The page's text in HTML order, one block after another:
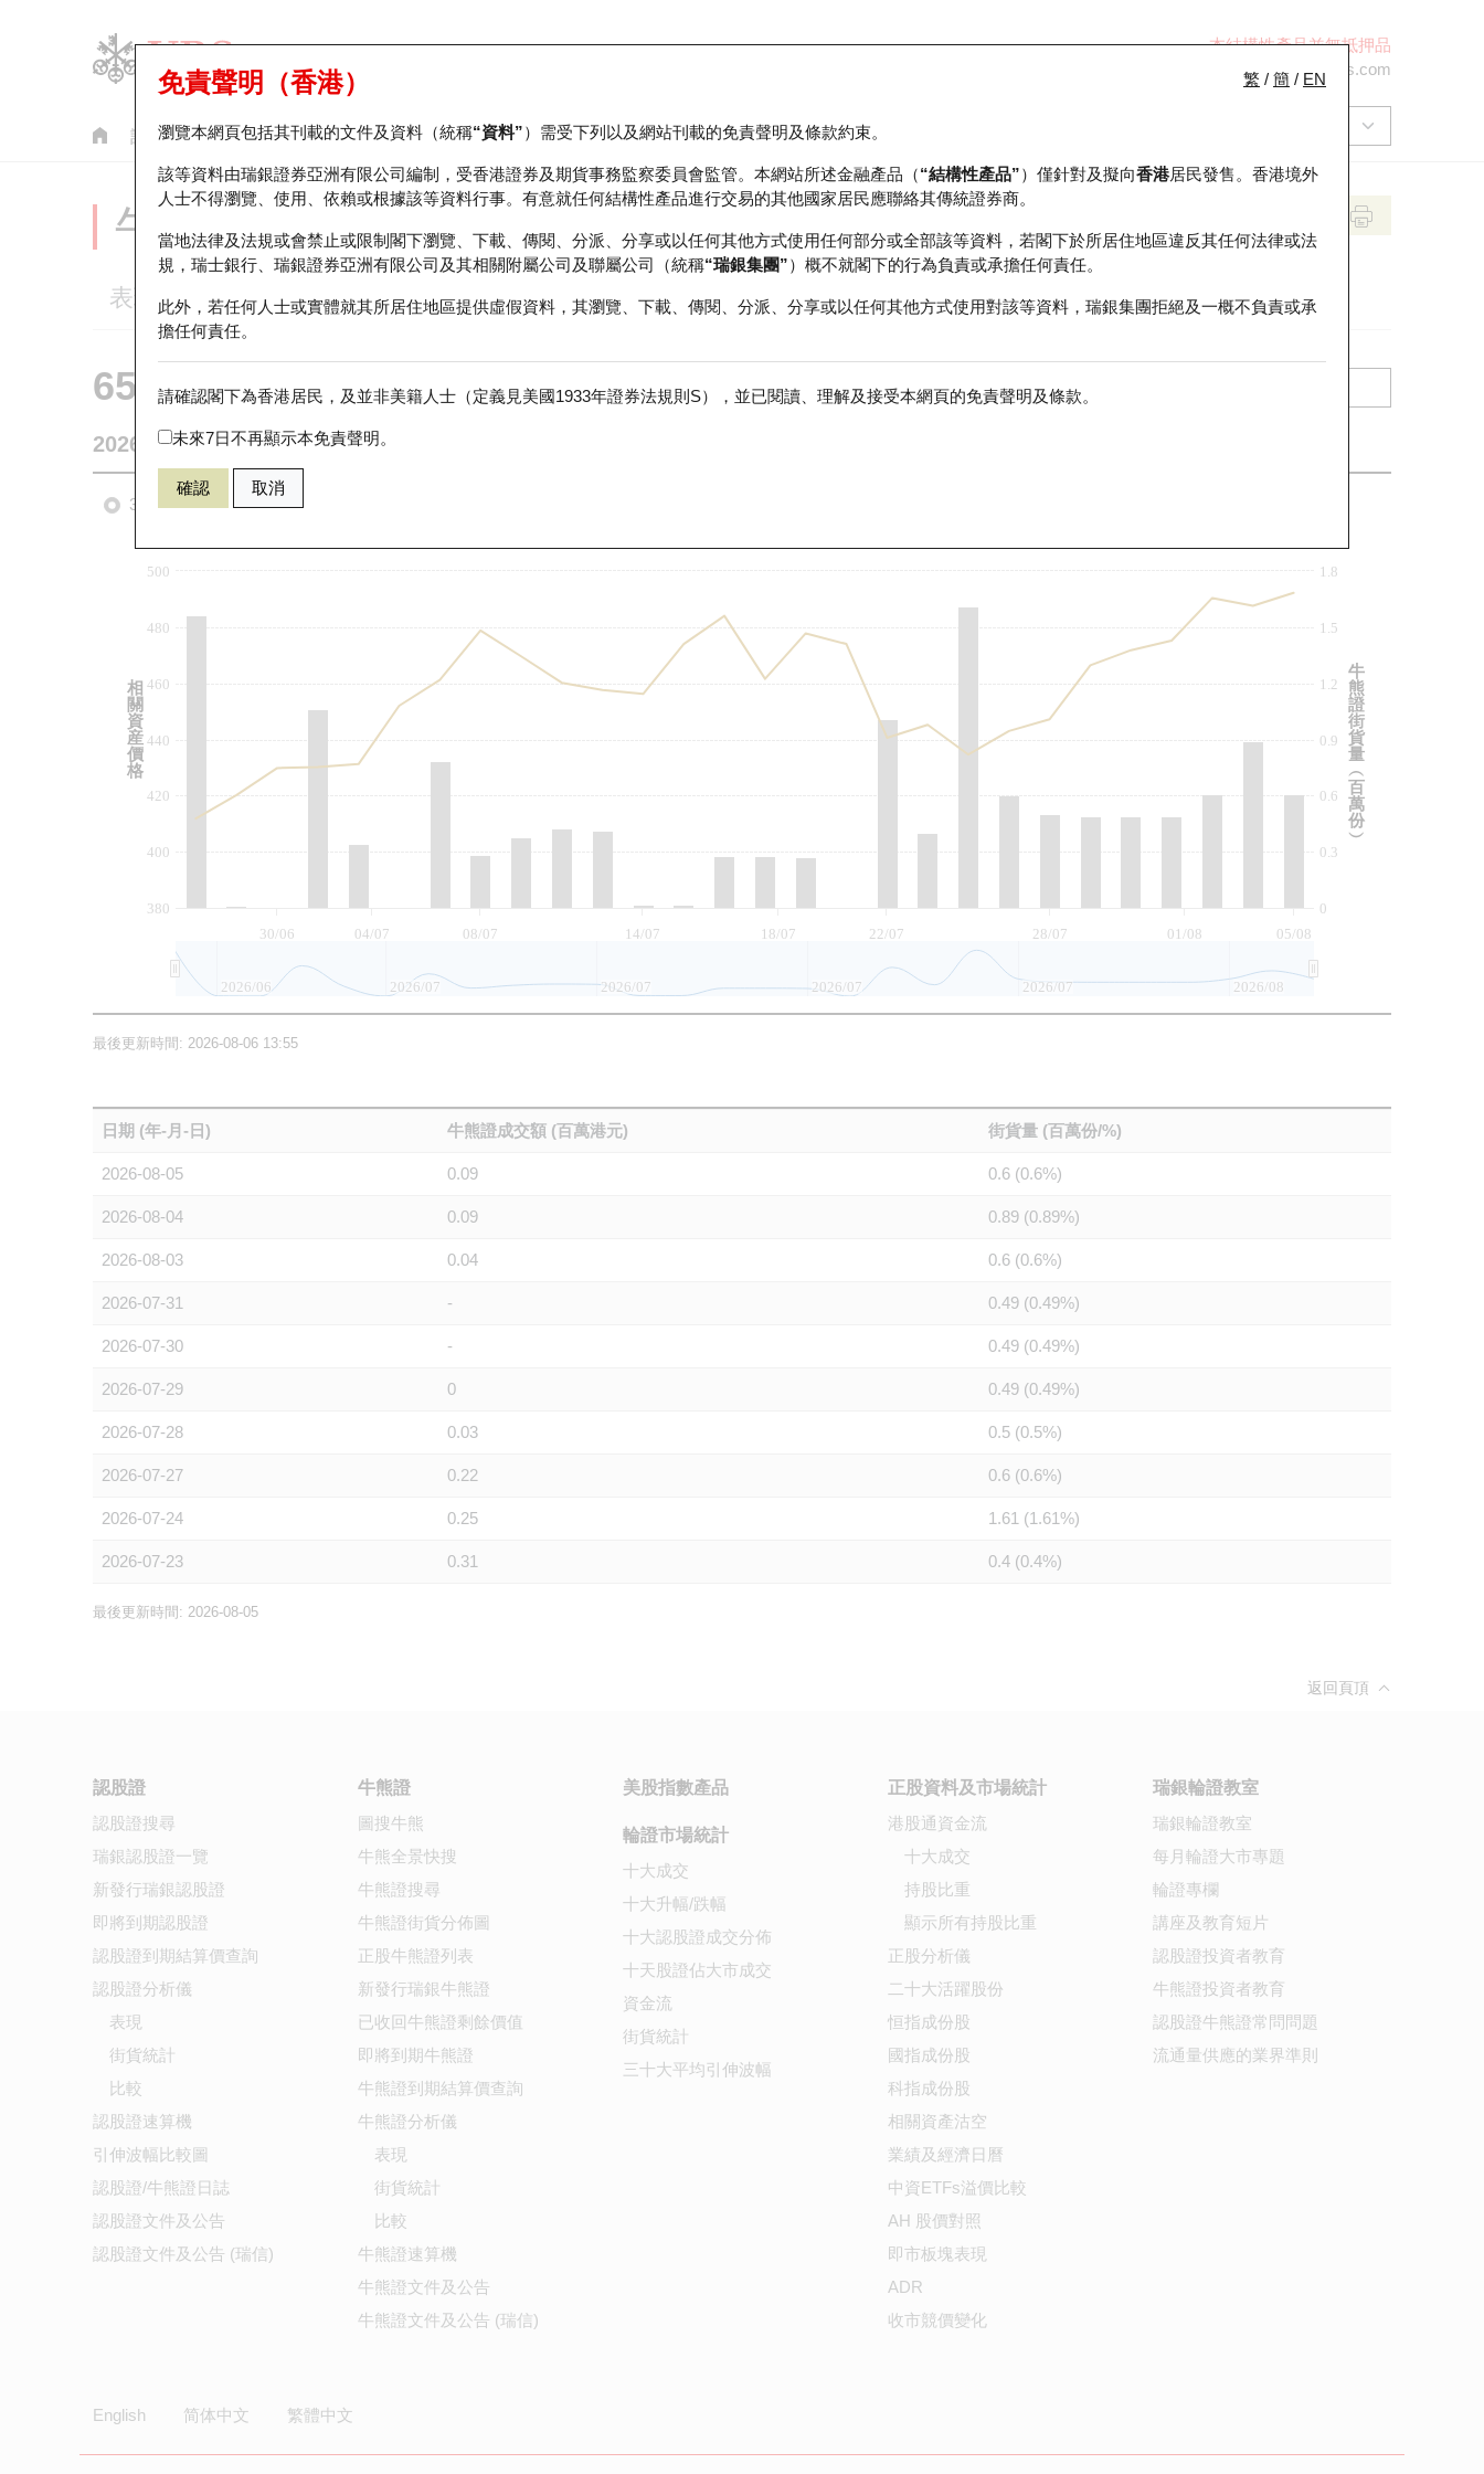
本結構性產品並無抵押品
ol-hkwarrants@ubs.com
認股證 牛熊證 美股指數產品 輪證市場統計 正股資料及市場統計 瑞銀輪證教室
繁 / 簡 / EN
免責聲明（香港）
瀏覽本網頁包括其刊載的文件及資料（統稱“資料”）需受下列以及網站刊載的免責聲明及條款約束。
該等資料由瑞銀證券亞洲有限公司編制，受香港證券及期貨事務監察委員會監管。本網站所述金融產品（“結構性產品”）僅針對及擬向香港居民發售。香港境外
人士不得瀏覽、使用、依賴或根據該等資料行事。有意就任何結構性產品進行交易的其他國家居民應聯絡其傳統證券商。
當地法律及法規或會禁止或限制閣下瀏覽、下載、傳閱、分派、分享或以任何其他方式使用任何部分或全部該等資料，若閣下於所居住地區違反其任何法律或法
規，瑞士銀行、瑞銀證券亞洲有限公司及其相關附屬公司及聯屬公司（統稱“瑞銀集團”）概不就閣下的行為負責或承擔任何責任。
此外，若任何人士或實體就其所居住地區提供虛假資料，其瀏覽、下載、傳閱、分派、分享或以任何其他方式使用對該等資料，瑞銀集團拒絕及一概不負責或承
擔任何責任。
請確認閣下為香港居民，及並非美籍人士（定義見美國1933年證券法規則S），並已閱讀、理解及接受本網頁的免責聲明及條款。
未來7日不再顯示本免責聲明。
確認 取消
牛熊證分析儀
表現 街貨統計 比較
65063 瑞銀牛證 0700 騰訊控股
2026-08-05 相關資產價格492.2
3個月 6個月
30/06 04/07 08/07 14/07 18/07 22/07 28/07 01/08 05/08
0
0.3
0.6
0.9
1.2
1.5
1.8
380
400
420
440
460
480
500
2026/06 2026/07 2026/07 2026/07 2026/07 2026/08
牛
熊
證
街
貨
量
︵
百
萬
份
︶
相
關
資
産
價
格
最後更新時間: 2026-08-06 13:55
日期 (年-月-日) 牛熊證成交額 (百萬港元) 街貨量 (百萬份/%)
2026-08-05 0.09 0.6 (0.6%)
2026-08-04 0.09 0.89 (0.89%)
2026-08-03 0.04 0.6 (0.6%)
2026-07-31 - 0.49 (0.49%)
2026-07-30 - 0.49 (0.49%)
2026-07-29 0 0.49 (0.49%)
2026-07-28 0.03 0.5 (0.5%)
2026-07-27 0.22 0.6 (0.6%)
2026-07-24 0.25 1.61 (1.61%)
2026-07-23 0.31 0.4 (0.4%)
最後更新時間: 2026-08-05
返回頁頂
認股證
認股證搜尋
瑞銀認股證一覽
新發行瑞銀認股證
即將到期認股證
認股證到期結算價查詢
認股證分析儀
表現
街貨統計
比較
認股證速算機
引伸波幅比較圖
認股證/牛熊證日誌
認股證文件及公告
認股證文件及公告 (瑞信)
牛熊證
圖搜牛熊
牛熊全景快搜
牛熊證搜尋
牛熊證街貨分佈圖
正股牛熊證列表
新發行瑞銀牛熊證
已收回牛熊證剩餘價值
即將到期牛熊證
牛熊證到期結算價查詢
牛熊證分析儀
表現
街貨統計
比較
牛熊證速算機
牛熊證文件及公告
牛熊證文件及公告 (瑞信)
美股指數產品
輪證市場統計
十大成交
十大升幅/跌幅
十大認股證成交分佈
十天股證佔大市成交
資金流
街貨統計
三十大平均引伸波幅
正股資料及市場統計
港股通資金流
十大成交
持股比重
顯示所有持股比重
正股分析儀
二十大活躍股份
恒指成份股
國指成份股
科指成份股
相關資產沽空
業績及經濟日曆
中資ETFs溢價比較
AH 股價對照
即市板塊表現
ADR
收市競價變化
瑞銀輪證教室
瑞銀輪證教室
每月輪證大市專題
輪證專欄
講座及教育短片
認股證投資者教育
牛熊證投資者教育
認股證牛熊證常問問題
流通量供應的業界準則
English 简体中文 繁體中文